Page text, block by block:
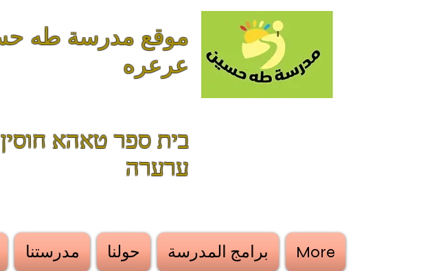
عرعره
בית ספר טאהא חוסין
ערערה
مدرستنا حولنا برامج المدرسة More